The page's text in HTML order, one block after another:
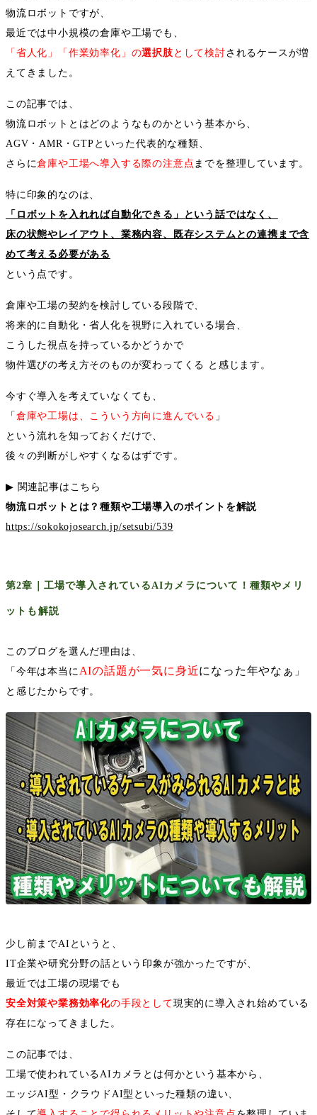
物流ロボットですが、
最近では中小規模の倉庫や工場でも、
「省人化」「作業効率化」の選択肢 として検討されるケースが増
えてきました。
この記事では、
物流ロボットとはどのようなものかという基本から、
AGV ・AMR・GTP といった代表的な種類、
さらに倉庫や工場へ導入する際の注意点 までを整理しています。
特に印象的なのは、
「ロボットを入れれば自動化できる」という話ではなく、
床の状態やレイアウト、業務内容、既存システムとの連携まで含
めて考える必要がある
という点です。
倉庫や工場の契約を検討している段階で、
将来的に自動化・省人化を視野に入れている場合、
こうした視点を持っているかどうかで
物件選びの考え方そのものが変わってくる と感じます。
今すぐ導入を考えていなくても、
「 倉庫や工場は、こういう方向に進んでいる 」
という流れを知っておくだけで、
後々の判断がしやすくなるはずです。
▶︎ 関連記事はこちら
物流ロボットとは？種類や工場導入のポイントを解説
https://sokokojosearch.jp/setsubi/539
第2章｜工場で導入されているAIカメラについて！種類やメリ
ットも解説
このブログを選んだ理由は、
「今年は本当にAIの話題が一気に身近になった年やなぁ 」
と感じたからです。
少し前までAI というと、
IT企業や研究分野の話という印象が強かったですが、
最近では工場の現場でも
安全対策や業務効率化の手段として現実的に導入され始めている
存在になってきました。
この記事では、
工場で使われているAI カメラとは何かという基本から、
エッジAI型・クラウド AI型といった種類の違い、